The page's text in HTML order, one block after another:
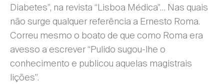
Diabetes”, na revista “Lisboa Médica”… Nas quais
não surge qualquer referência a Ernesto Roma.
Correu mesmo o boato de que como Roma era
avesso a escrever “Pulido sugou-lhe o
conhecimento e publicou aquelas magistrais
lições”.